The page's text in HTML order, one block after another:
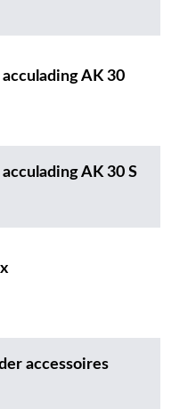
AK 30
AK 30 S
accessoires